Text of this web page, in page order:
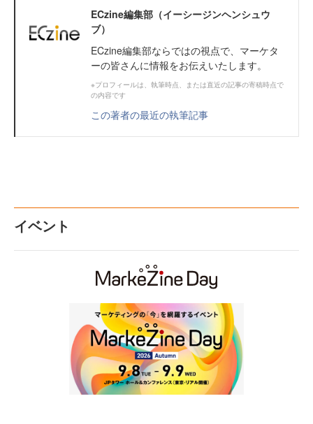
ECzine編集部（イーシージンヘンシュウ
ブ）
ECzine編集部ならではの視点で、マーケタ
ーの皆さんに情報をお伝えいたします。
※プロフィールは、執筆時点、または直近の記事の寄稿時点で
の内容です
この著者の最近の執筆記事
イベント